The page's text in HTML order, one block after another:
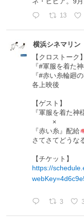
13
横浜シネマリン
【クロストー
『#軍服を着た
『#赤い糸輪廻
各上映後
【ゲスト】
『軍服を着た神
×
『赤い糸』配給
さてさてどうな
【チケット】
https://
3